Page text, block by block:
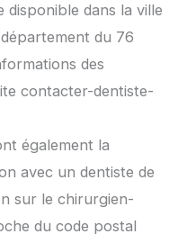
disponible dans la ville
du 76
des
contacter-dentiste-
également la
avec un dentiste de
sur le chirurgien-
du code postal